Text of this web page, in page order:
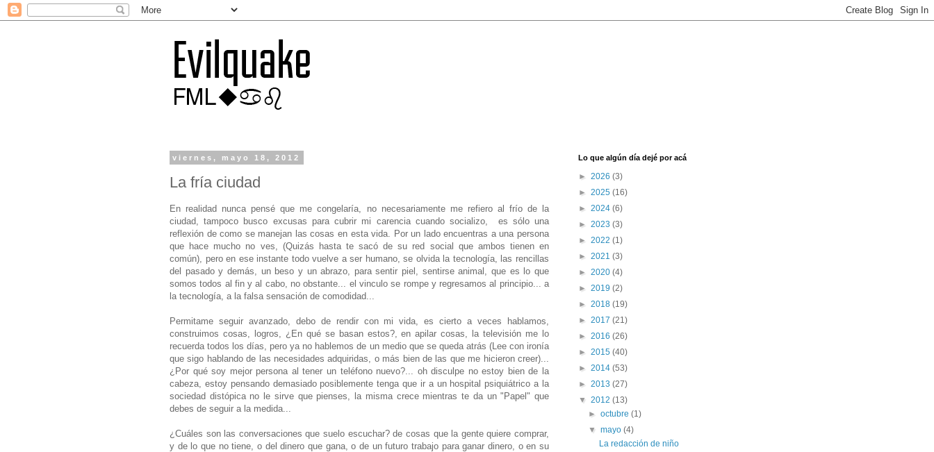
viernes, mayo 18, 2012
La fría ciudad
En realidad nunca pensé que me congelaría, no necesariamente me refiero al frío de la
ciudad, tampoco busco excusas para cubrir mi carencia cuando socializo, es sólo una
reflexión de como se manejan las cosas en esta vida. Por un lado encuentras a una persona
que hace mucho no ves, (Quizás hasta te sacó de su red social que ambos tienen en
común), pero en ese instante todo vuelve a ser humano, se olvida la tecnología, las rencillas
del pasado y demás, un beso y un abrazo, para sentir piel, sentirse animal, que es lo que
somos todos al fin y al cabo, no obstante... el vinculo se rompe y regresamos al principio... a
la tecnología, a la falsa sensación de comodidad...
Permitame seguir avanzado, debo de rendir con mi vida, es cierto a veces hablamos,
construimos cosas, logros, ¿En qué se basan estos?, en apilar cosas, la televisión me lo
recuerda todos los días, pero ya no hablemos de un medio que se queda atrás (Lee con ironía
que sigo hablando de las necesidades adquiridas, o más bien de las que me hicieron creer)...
¿Por qué soy mejor persona al tener un teléfono nuevo?... oh disculpe no estoy bien de la
cabeza, estoy pensando demasiado posiblemente tenga que ir a un hospital psiquiátrico a la
sociedad distópica no le sirve que pienses, la misma crece mientras te da un "Papel" que
debes de seguir a la medida...
¿Cuáles son las conversaciones que suelo escuchar? de cosas que la gente quiere comprar,
y de lo que no tiene, o del dinero que gana, o de un futuro trabajo para ganar dinero, o en su
Lo que algún día dejé por acá
► 2026 (3)
► 2025 (16)
► 2024 (6)
► 2023 (3)
► 2022 (1)
► 2021 (3)
► 2020 (4)
► 2019 (2)
► 2018 (19)
► 2017 (21)
► 2016 (26)
► 2015 (40)
► 2014 (53)
► 2013 (27)
▼ 2012 (13)
►octubre(1)
▼mayo(4)
La redacción de niño